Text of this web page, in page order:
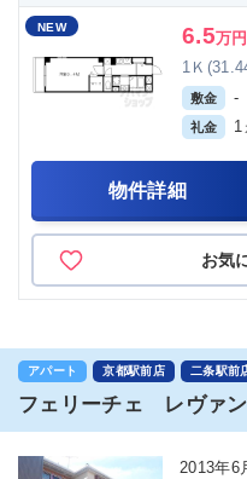
NEW 6.5万円
1Ｋ
敷金 -
礼金 1
物件詳細
お気
アパート 京都駅前店 二条駅前
フェリーチェ レヴァ
2013年6